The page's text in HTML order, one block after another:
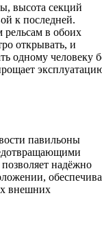
высота секций
к последней.
в обоих
открывать, и
одному человеку
павильоны
надёжно
внешних